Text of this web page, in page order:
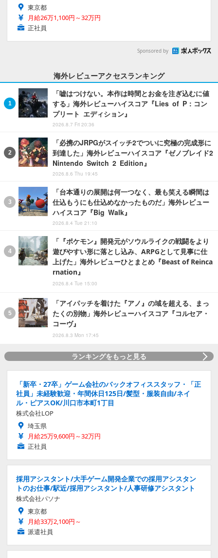
東京都
月給26万1,100円～32万円
正社員
Sponsored by
海外レビューアクセスランキング
「嘘はつけない。本作は時間とお金を注ぎ込むに値
する」海外レビューハイスコア『Lies of P：コン
プリート エディション』
2026.8.7 Fri 20:36
「必携のJRPGがスイッチ2でついに究極の完成形に
到達した」海外レビューハイスコア『ゼノブレイド2
Nintendo Switch 2 Edition』
2026.8.6 Thu 19:45
「台本通りの展開は何一つなく、最も笑える瞬間は
仕込もうにも仕込めなかったものだ」海外レビュー
ハイスコア『Big Walk』
2026.8.4 Tue 21:10
「『ポケモン』開発元がソウルライクの戦闘をより
遊びやすい形に落とし込み、ARPGとして見事に仕
上げた」海外レビューひとまとめ『Beast of Reinca
rnation』
2026.8.4 Tue 15:00
「アイパッチを着けた『アノ』の域を超える、まっ
たくの別物」海外レビューハイスコア『コルセア・
コーヴ』
2026.8.3 Mon 17:45
ランキングをもっと見る
「新卒・27卒」ゲーム会社のバックオフィススタッフ・「正
社員」未経験歓迎・年間休日125日/髪型・服装自由/ネイ
ル・ピアスOK/川口市本町1丁目
株式会社LOP
埼玉県
月給25万9,600円～32万円
正社員
採用アシスタント/大手ゲーム開発企業での採用アシスタン
トのお仕事/駅近/採用アシスタント/人事研修アシスタント
株式会社パソナ
東京都
月給33万2,100円～
派遣社員